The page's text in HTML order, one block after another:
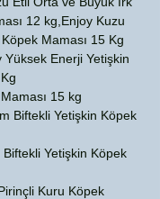
12 kg,Enjoy Kuzu
Maması 15 Kg,
Enerji Yetişkin
15 kg,
Biftekli Yetişkin Köpek
Yetişkin Köpek
Kuru Köpek